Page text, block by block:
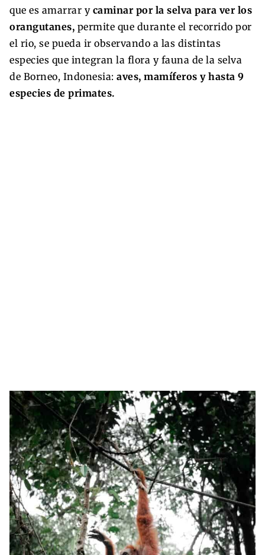
que es amarrar y caminar por la selva para ver los
orangutanes, permite que durante el recorrido por
el rio, se pueda ir observando a las distintas
especies que integran la flora y fauna de la selva
de Borneo, Indonesia: aves, mamíferos y hasta 9
especies de primates.